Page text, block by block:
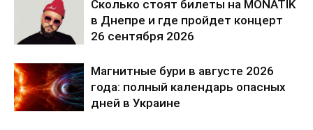
О нас
Связаться с нами
Сколько стоят билеты на MONATIK
в Днепре и где пройдет концерт
26 сентября 2026
Магнитные бури в августе 2026
года: полный календарь опасных
дней в Украине